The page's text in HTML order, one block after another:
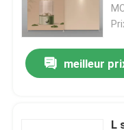
meilleur
L